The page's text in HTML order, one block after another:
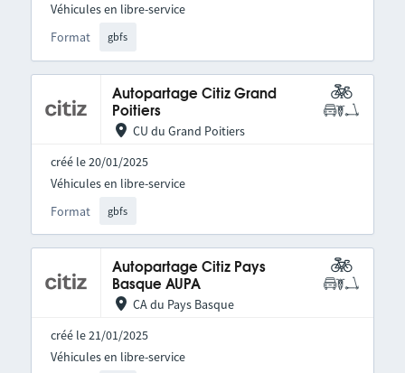
Format gbfs
Véhicules en libre-service
Autopartage Citiz Grand
Poitiers
CU du Grand Poitiers
créé le 20/01/2025
Format gbfs
Véhicules en libre-service
Autopartage Citiz Pays
Basque AUPA
CA du Pays Basque
créé le 21/01/2025
Véhicules en libre-service